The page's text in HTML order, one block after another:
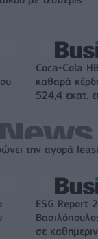
Coca-Cola
καθαρά
524,4 εκατ.
την αγορά
ESG Report
σε